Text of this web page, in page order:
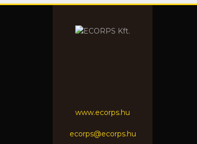
www.ecorps.hu
ecorps@ecorps.hu